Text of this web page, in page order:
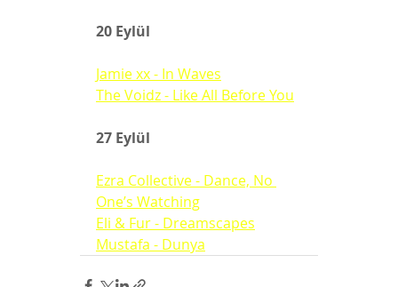
20 Eylül
Jamie xx - In Waves
The Voidz - Like All Before You
27 Eylül
Ezra Collective - Dance, No
One’s Watching
Eli & Fur - Dreamscapes
Mustafa - Dunya